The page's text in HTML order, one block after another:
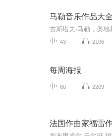
马勒音乐作品大全
43 2106
每周海报
60 2209
法国作曲家福雷